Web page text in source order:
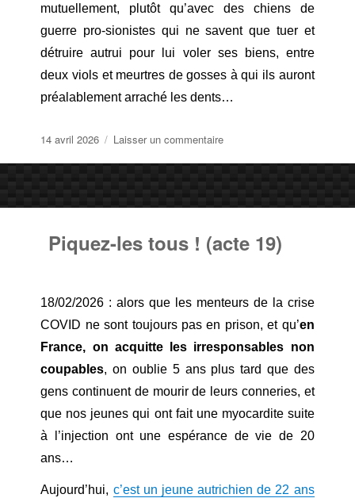
mutuellement, plutôt qu’avec des chiens de
guerre pro-sionistes qui ne savent que tuer et
détruire autrui pour lui voler ses biens, entre
deux viols et meurtres de gosses à qui ils auront
préalablement arraché les dents…
Publié
14 avril 2026 Laisser un commentairesur
Piquez-les tous ! (acte 19)
18/02/2026 : alors que les menteurs de la crise
COVID ne sont toujours pas en prison, et qu’en
France, on acquitte les irresponsables non
coupables, on oublie 5 ans plus tard que des
gens continuent de mourir de leurs conneries, et
que nos jeunes qui ont fait une myocardite suite
à l’injection ont une espérance de vie de 20
ans…
Aujourd’hui, c’est un jeune autrichien de 22 ans